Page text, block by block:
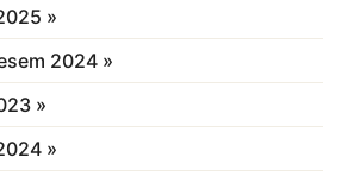
»
2024 »
»
»